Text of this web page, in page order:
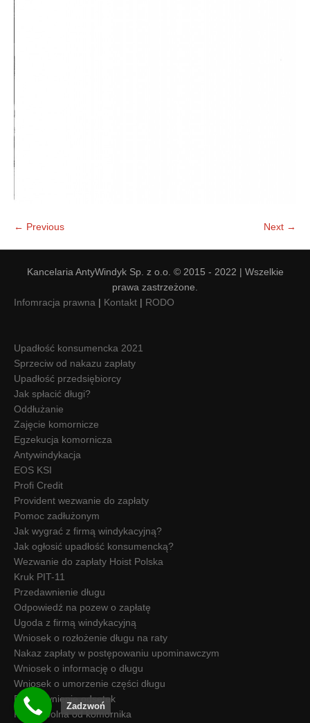
← Previous Next →
Kancelaria AntyWindyk Sp. z o.o. © 2015 - 2022 | Wszelkie
prawa zastrzeżone.
Infomracja prawna | Kontakt | RODO
Upadłość konsumencka 2021
Sprzeciw od nakazu zapłaty
Upadłość przedsiębiorcy
Jak spłacić długi?
Oddłużanie
Zajęcie komornicze
Egzekucja komornicza
Antywindykacja
EOS KSI
Profi Credit
Provident wezwanie do zapłaty
Pomoc zadłużonym
Jak wygrać z firmą windykacyjną?
Jak ogłosić upadłość konsumencką?
Wezwanie do zapłaty Hoist Polska
Kruk PIT-11
Przedawnienie długu
Odpowiedź na pozew o zapłatę
Ugoda z firmą windykacyjną
Wniosek o rozłożenie długu na raty
Nakaz zapłaty w postępowaniu upominawczym
Wniosek o informację o długu
Wniosek o umorzenie części długu
Przedawnienie odsetek
Kwota wolna od komornika
Zadzwoń